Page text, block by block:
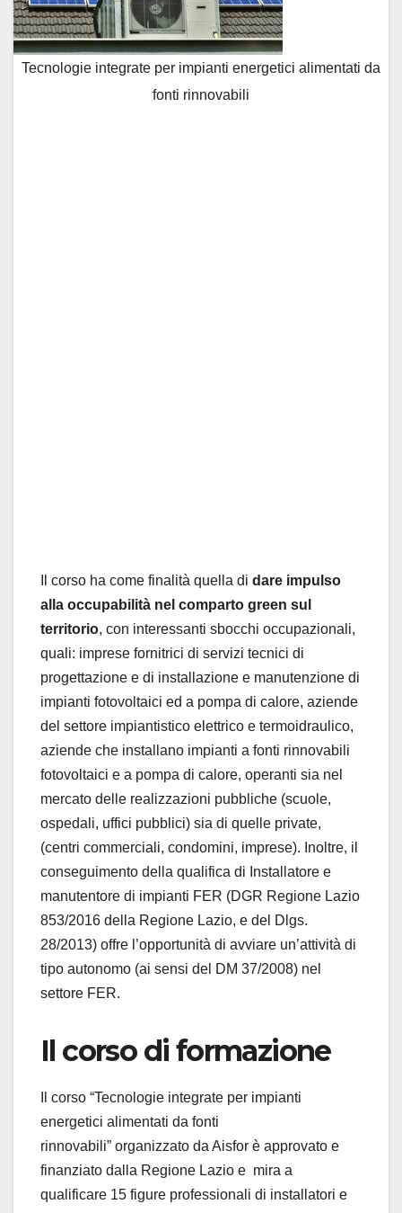
Tecnologie integrate per impianti energetici alimentati da
fonti rinnovabili
Il corso ha come finalità quella di dare impulso
alla occupabilità nel comparto green sul
territorio, con interessanti sbocchi occupazionali,
quali: imprese fornitrici di servizi tecnici di
progettazione e di installazione e manutenzione di
impianti fotovoltaici ed a pompa di calore, aziende
del settore impiantistico elettrico e termoidraulico,
aziende che installano impianti a fonti rinnovabili
fotovoltaici e a pompa di calore, operanti sia nel
mercato delle realizzazioni pubbliche (scuole,
ospedali, uffici pubblici) sia di quelle private,
(centri commerciali, condomini, imprese). Inoltre, il
conseguimento della qualifica di Installatore e
manutentore di impianti FER (DGR Regione Lazio
853/2016 della Regione Lazio, e del Dlgs.
28/2013) offre l’opportunità di avviare un’attività di
tipo autonomo (ai sensi del DM 37/2008) nel
settore FER.
Il corso di formazione
Il corso “Tecnologie integrate per impianti
energetici alimentati da fonti
rinnovabili” organizzato da Aisfor è approvato e
finanziato dalla Regione Lazio e mira a
qualificare 15 figure professionali di installatori e